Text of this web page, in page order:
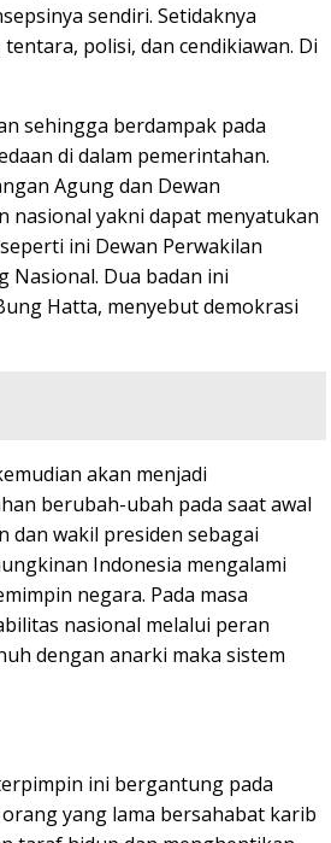
sendiri. Setidaknya
polisi, dan cendikiawan. Di
sehingga berdampak pada
di dalam pemerintahan.
Agung dan Dewan
nasional yakni dapat menyatukan
ini Dewan Perwakilan
Nasional. Dua badan ini
Hatta, menyebut demokrasi
akan menjadi
berubah-ubah pada saat awal
dan wakil presiden sebagai
Indonesia mengalami
negara. Pada masa
nasional melalui peran
dengan anarki maka sistem
ini bergantung pada
yang lama bersahabat karib